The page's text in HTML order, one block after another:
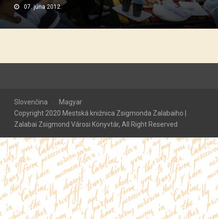
07. júna 2012.
Slovenčina
Magyar
Copyright 2020 Mestská knižnica Zsigmonda Zalabaiho |
Zalabai Zsigmond Városi Könyvtár, All Right Reserved